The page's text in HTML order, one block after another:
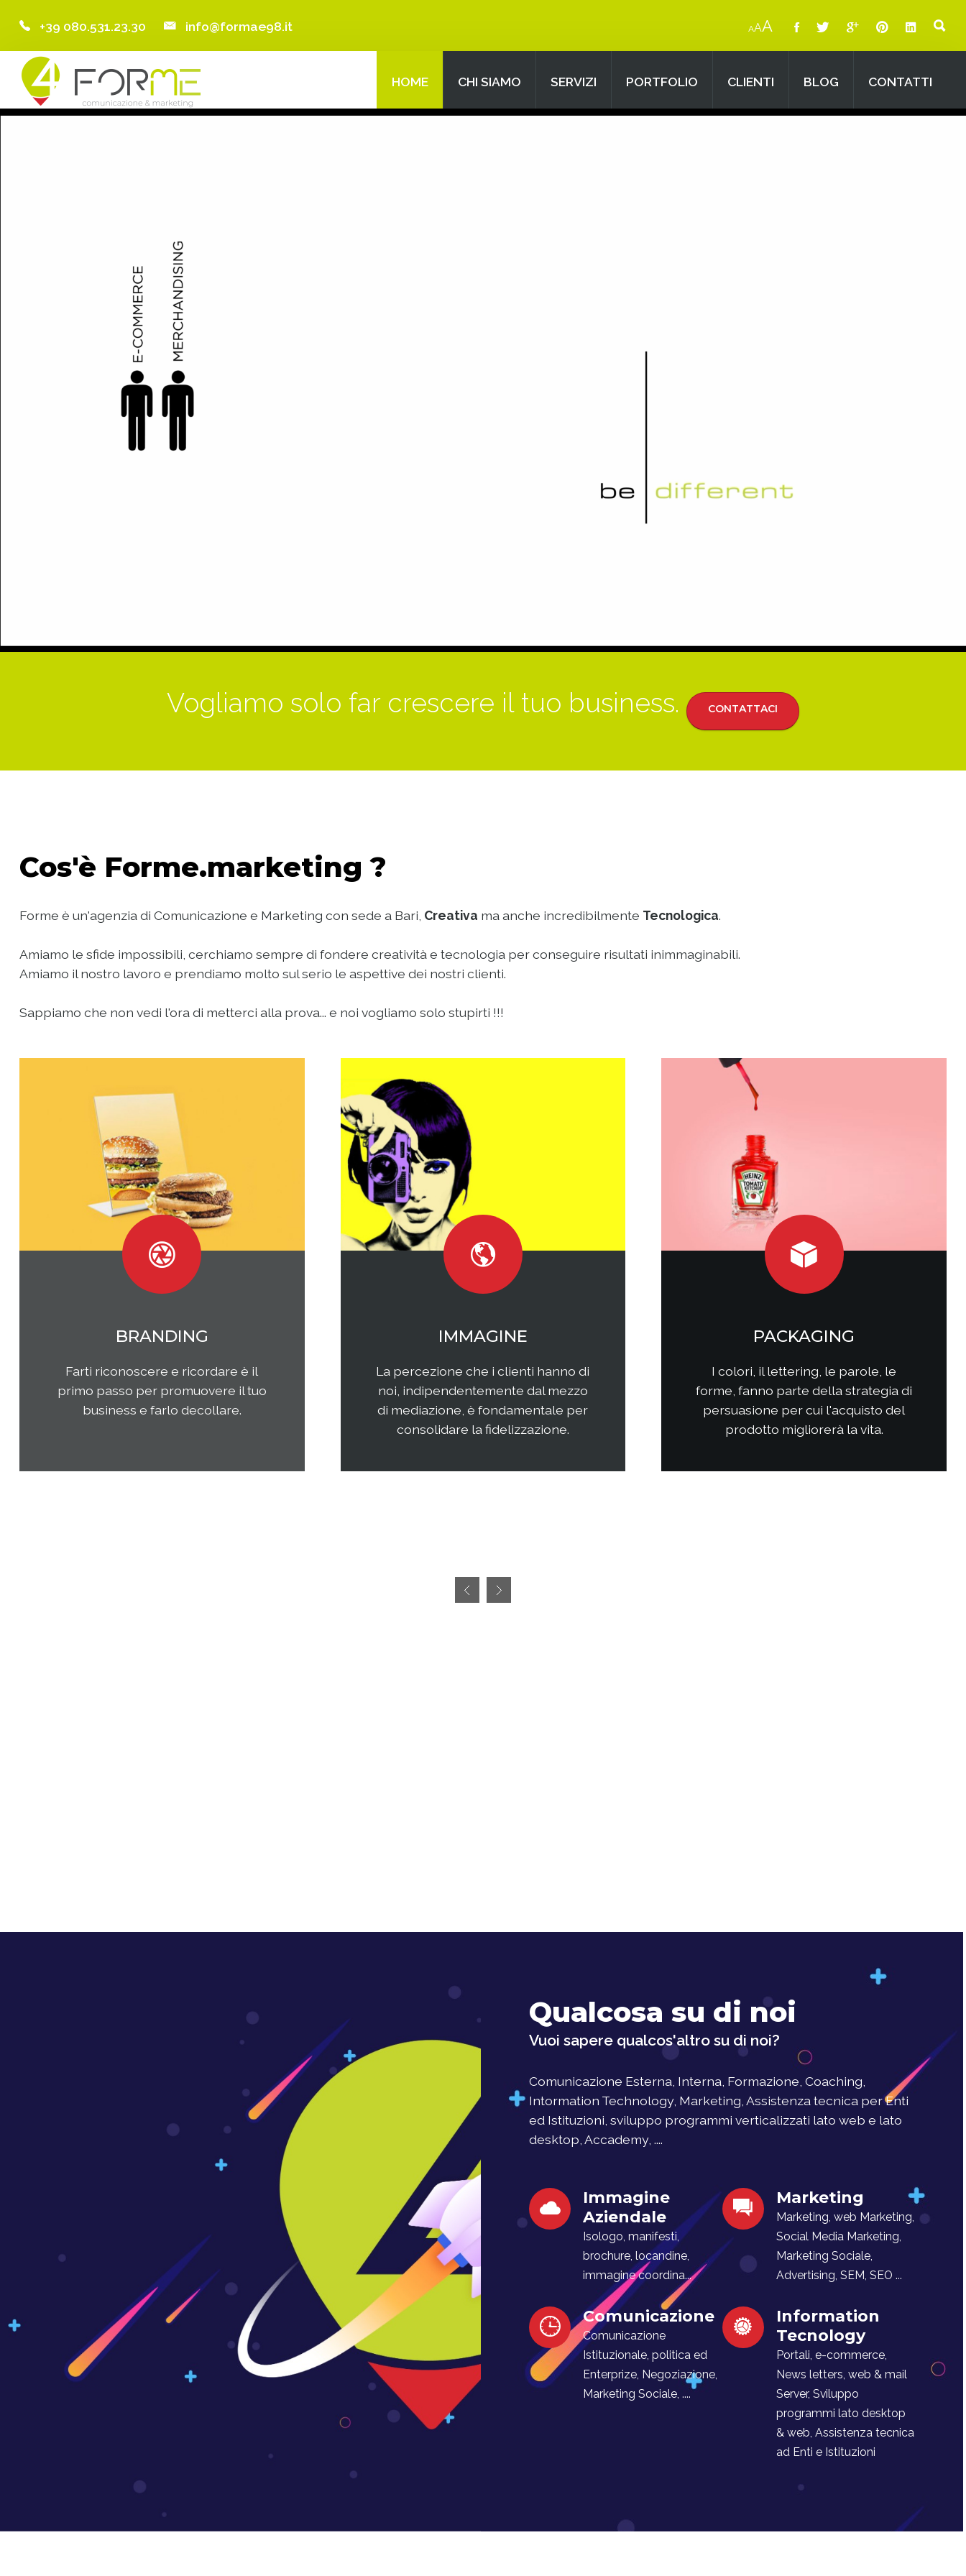
Home
Chi Siamo
+39 080.531.23.30 info@formae98.it
Searchour Site
AAA
HOME CHI SIAMO SERVIZI PORTFOLIO CLIENTI BLOG CONTATTI
Vogliamo solo far crescere il tuo business. CONTATTACI
Cos'è Forme.marketing ?
Forme è un'agenzia di Comunicazione e Marketing con sede a Bari, Creativa ma anche incredibilmente Tecnologica.
Amiamo le sfide impossibili, cerchiamo sempre di fondere creatività e tecnologia per conseguire risultati inimmaginabili.
Amiamo il nostro lavoro e prendiamo molto sul serio le aspettive dei nostri clienti.
Sappiamo che non vedi l'ora di metterci alla prova... e noi vogliamo solo stupirti !!!
MARKETING
Qual è il tuo rapporto con i clienti e
come questi ultimi percepiscono la
tua impresa e i tuoi prodotti o
riferimento?
WEB MARKETING
Il web continua ad essere una
frontiera non facilmente
raggiungibile perchè considerata
semplice ed immediata. Avere
attenta analisi che una specifica
SOCIAL MEDIA
Come questi nuovi media
interagiscono con i consumatori?
Come interagire con clienti/utenti
Come comporre la strategia di
Qualcosa su di noi
Vuoi sapere qualcos'altro su di noi?
Comunicazione Esterna, Interna, Formazione, Coaching,
Intormation Technology, Marketing, Assistenza tecnica per Enti
ed Istituzioni, sviluppo programmi verticalizzati lato web e lato
desktop, Accademy, ....
Immagine
Aziendale
Isologo, manifesti,
brochure, locandine,
immagine coordina...
Marketing
Marketing, web Marketing,
Social Media Marketing,
Marketing Sociale,
Advertising, SEM, SEO ...
Comunicazione
Comunicazione
Istituzionale, politica ed
Enterprize, Negoziazione,
Marketing Sociale, ....
Information
Tecnology
Portali, e-commerce,
News letters, web & mail
Server, Sviluppo
programmi lato desktop
& web, Assistenza tecnica
ad Enti e Istituzioni